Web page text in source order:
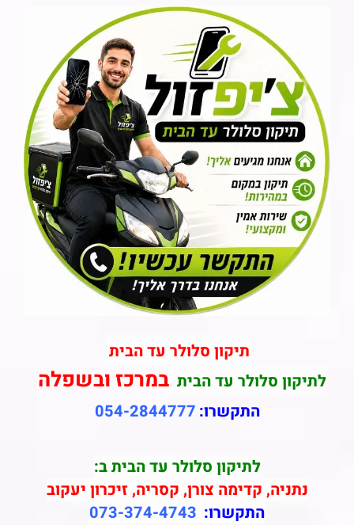
תיקון סלולר עד הבית
לתיקון סלולר עד הביתבמרכז ובשפלה
התקשרו: 054-2844777
לתיקון סלולר עד הבית ב:
נתניה, קדימה צורן, קסריה, זיכרון יעקוב
התקשרו: 073-374-4743